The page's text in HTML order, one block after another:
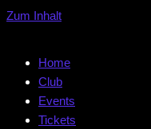
Zum Inhalt
Home
Club
Events
Tickets